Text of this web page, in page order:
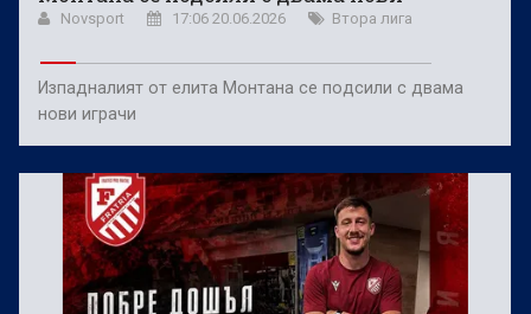
Novsport 17:06 20.06.2026 Втора лига
Изпадналият от елита Монтана се подсили с двама
нови играчи